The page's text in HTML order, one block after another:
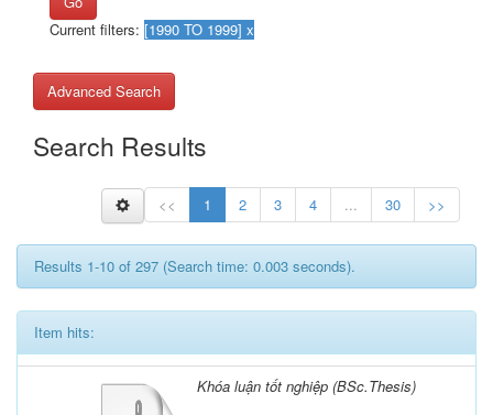
Current filters:
Advanced Search
Search Results
<< 1 2 3 4 ... 30 >>
Results 1-10 of 297 (Search time: 0.003 seconds).
Item hits:
Khóa luận tốt nghiệp (BSc.Thesis)